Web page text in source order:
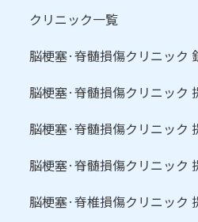
クリニック一覧
脳梗塞·脊髄損傷クリニック
脳梗塞·脊髄損傷クリニック
脳梗塞·脊髄損傷クリニック
脳梗塞·脊髄損傷クリニック
脳梗塞·脊椎損傷クリニック